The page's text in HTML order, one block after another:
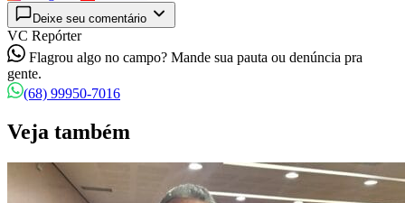
Deixe seu comentário
VC Repórter
Flagrou algo no campo? Mande sua pauta ou denúncia pra
gente.
(68) 99950-7016
Veja também